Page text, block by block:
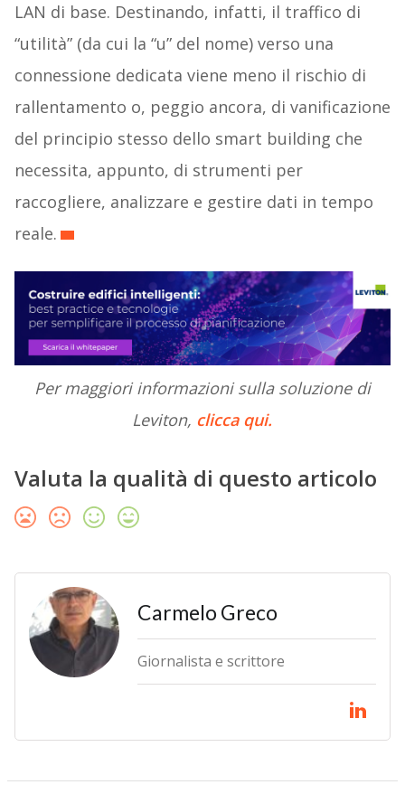
LAN di base. Destinando, infatti, il traffico di
“utilità” (da cui la “u” del nome) verso una
connessione dedicata viene meno il rischio di
rallentamento o, peggio ancora, di vanificazione
del principio stesso dello smart building che
necessita, appunto, di strumenti per
raccogliere, analizzare e gestire dati in tempo
reale.
Per maggiori informazioni sulla soluzione di
Leviton, clicca qui.
Valuta la qualità di questo articolo
Carmelo Greco
Giornalista e scrittore